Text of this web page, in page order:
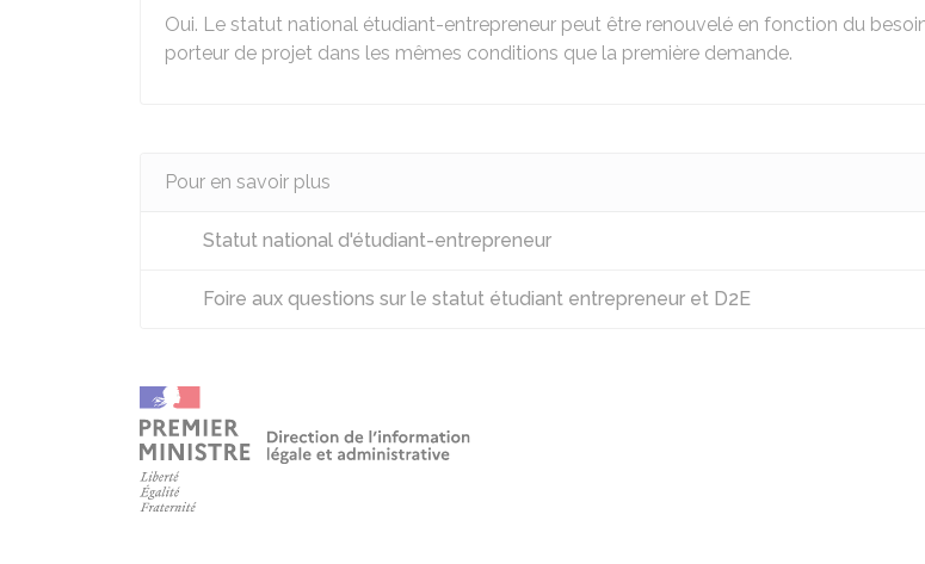
Oui. Le statut national étudiant-entrepreneur peut être renouvelé en fonction du
porteur de projet dans les mêmes conditions que la première demande.
Pour en savoir plus
Statut national d'étudiant-entrepreneur
Foire aux questions sur le statut étudiant entrepreneur et D2E